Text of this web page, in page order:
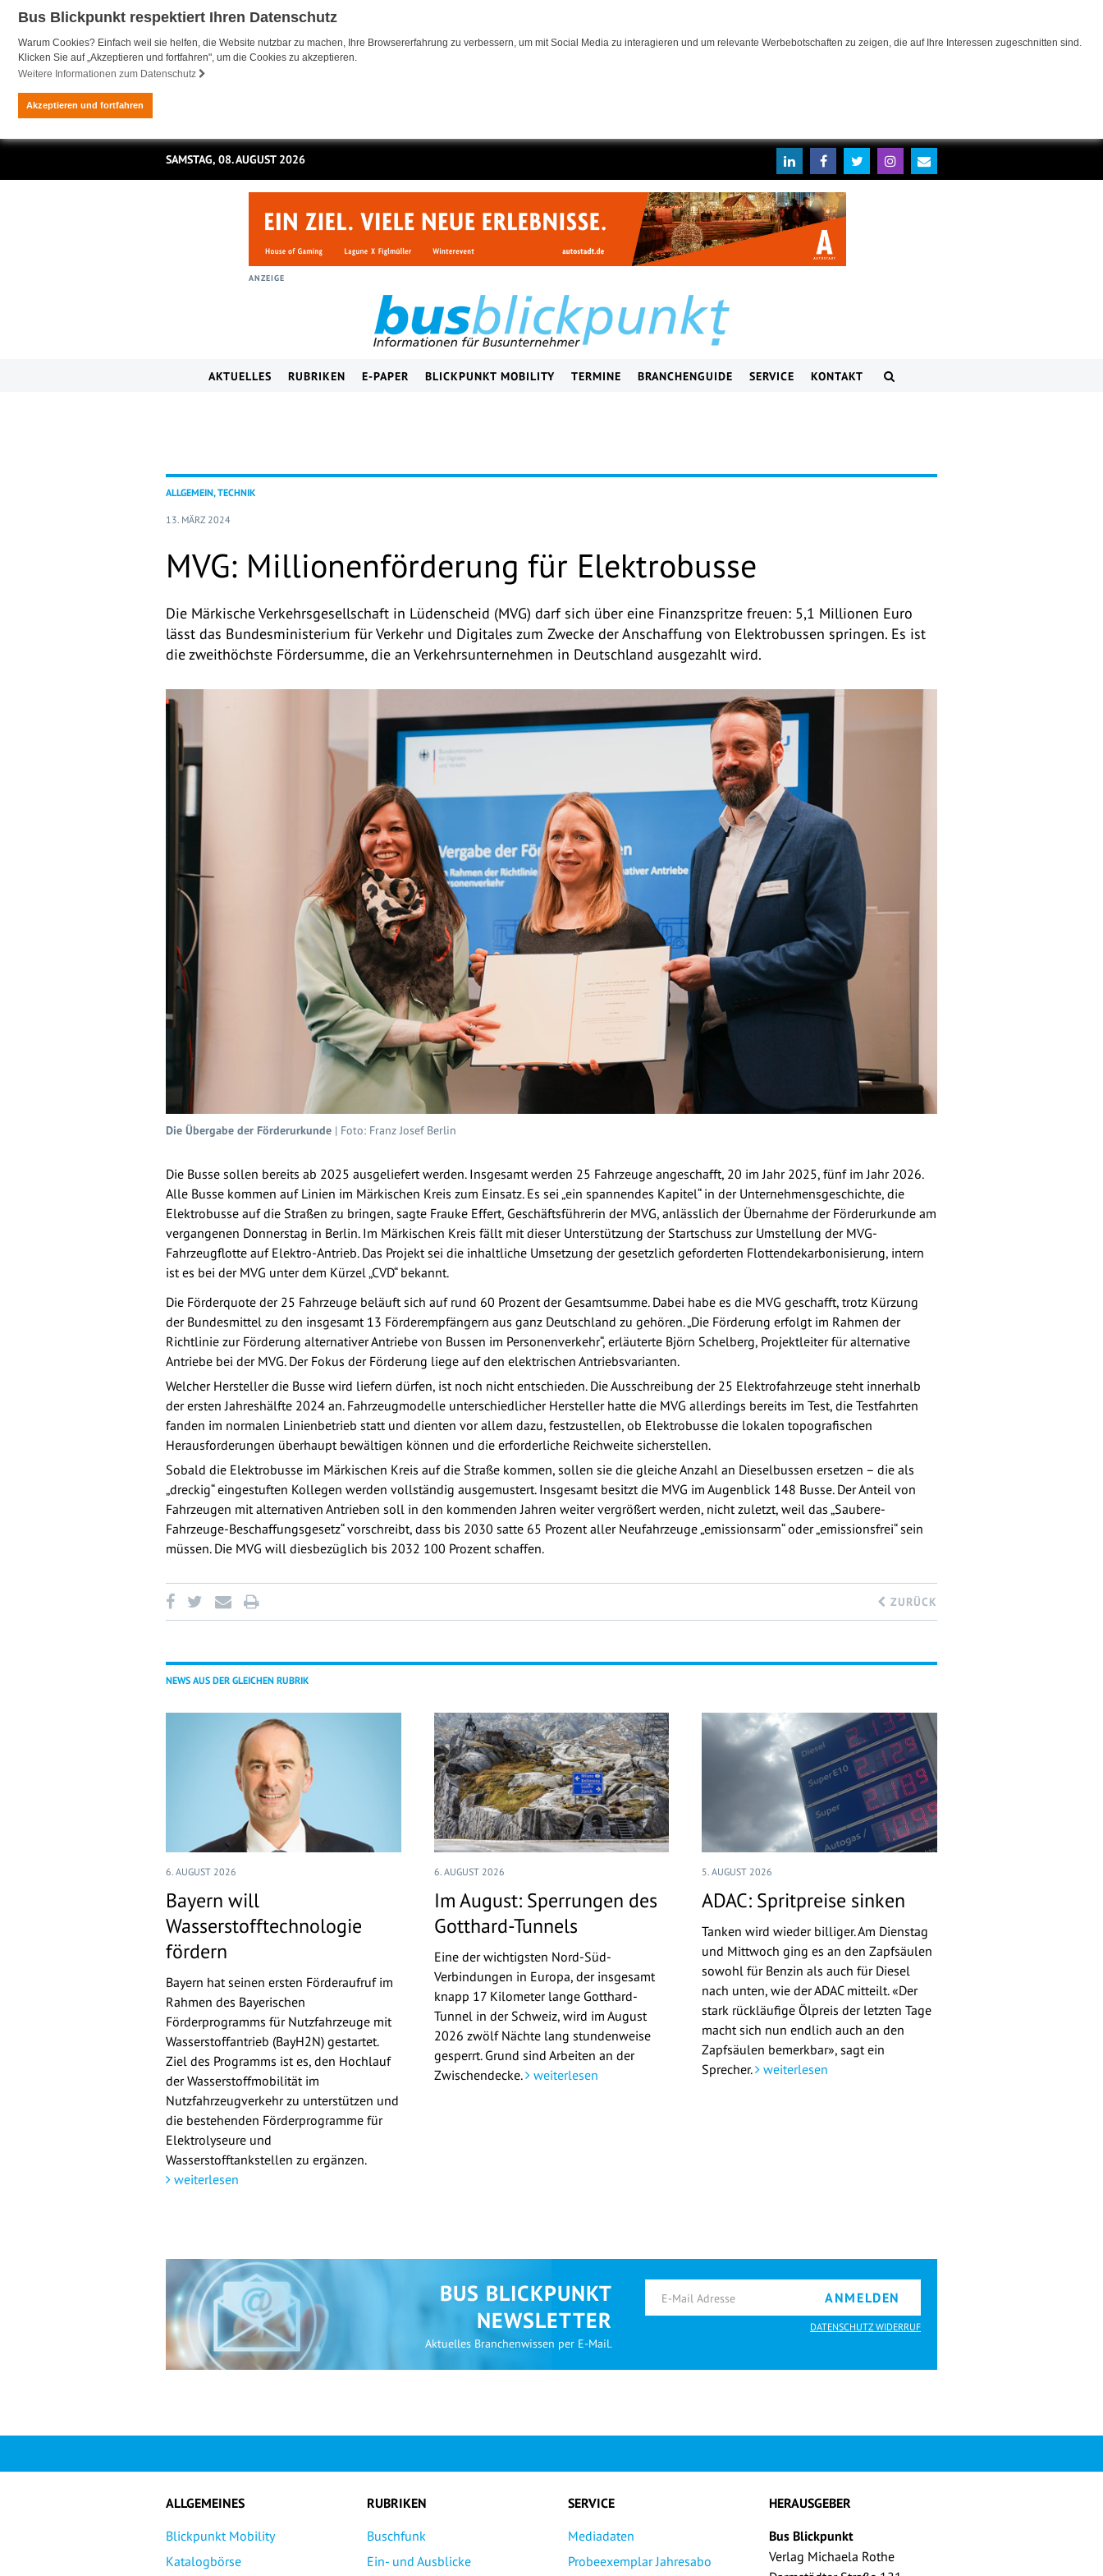
Bus Blickpunkt respektiert Ihren Datenschutz
Warum Cookies? Einfach weil sie helfen, die Website nutzbar zu machen, Ihre Browsererfahrung zu verbessern, um mit Social Media zu interagieren und um relevante Werbebotschaften zu zeigen, die auf Ihre Interessen zugeschnitten sind.
Klicken Sie auf „Akzeptieren und fortfahren", um die Cookies zu akzeptieren.
Weitere Informationen zum Datenschutz
Akzeptieren und fortfahren
SAMSTAG, 08. AUGUST 2026
ANZEIGE
AKTUELLES RUBRIKEN E-PAPER BLICKPUNKT MOBILITY TERMINE BRANCHENGUIDE SERVICE KONTAKT
ALLGEMEIN, TECHNIK
13. MÄRZ 2024
MVG: Millionenförderung für Elektrobusse
Die Märkische Verkehrsgesellschaft in Lüdenscheid (MVG) darf sich über eine Finanzspritze freuen: 5,1 Millionen Euro
lässt das Bundesministerium für Verkehr und Digitales zum Zwecke der Anschaffung von Elektrobussen springen. Es ist
die zweithöchste Fördersumme, die an Verkehrsunternehmen in Deutschland ausgezahlt wird.
Die Übergabe der Förderurkunde | Foto: Franz Josef Berlin
Die Busse sollen bereits ab 2025 ausgeliefert werden. Insgesamt werden 25 Fahrzeuge angeschafft, 20 im Jahr 2025, fünf im Jahr 2026.
Alle Busse kommen auf Linien im Märkischen Kreis zum Einsatz. Es sei „ein spannendes Kapitel“ in der Unternehmensgeschichte, die
Elektrobusse auf die Straßen zu bringen, sagte Frauke Effert, Geschäftsführerin der MVG, anlässlich der Übernahme der Förderurkunde am
vergangenen Donnerstag in Berlin. Im Märkischen Kreis fällt mit dieser Unterstützung der Startschuss zur Umstellung der MVG-
Fahrzeugflotte auf Elektro-Antrieb. Das Projekt sei die inhaltliche Umsetzung der gesetzlich geforderten Flottendekarbonisierung, intern
ist es bei der MVG unter dem Kürzel „CVD“ bekannt.
Die Förderquote der 25 Fahrzeuge beläuft sich auf rund 60 Prozent der Gesamtsumme. Dabei habe es die MVG geschafft, trotz Kürzung
der Bundesmittel zu den insgesamt 13 Förderempfängern aus ganz Deutschland zu gehören. „Die Förderung erfolgt im Rahmen der
Richtlinie zur Förderung alternativer Antriebe von Bussen im Personenverkehr“, erläuterte Björn Schelberg, Projektleiter für alternative
Antriebe bei der MVG. Der Fokus der Förderung liege auf den elektrischen Antriebsvarianten.
Welcher Hersteller die Busse wird liefern dürfen, ist noch nicht entschieden. Die Ausschreibung der 25 Elektrofahrzeuge steht innerhalb
der ersten Jahreshälfte 2024 an. Fahrzeugmodelle unterschiedlicher Hersteller hatte die MVG allerdings bereits im Test, die Testfahrten
fanden im normalen Linienbetrieb statt und dienten vor allem dazu, festzustellen, ob Elektrobusse die lokalen topografischen
Herausforderungen überhaupt bewältigen können und die erforderliche Reichweite sicherstellen.
Sobald die Elektrobusse im Märkischen Kreis auf die Straße kommen, sollen sie die gleiche Anzahl an Dieselbussen ersetzen – die als
„dreckig“ eingestuften Kollegen werden vollständig ausgemustert. Insgesamt besitzt die MVG im Augenblick 148 Busse. Der Anteil von
Fahrzeugen mit alternativen Antrieben soll in den kommenden Jahren weiter vergrößert werden, nicht zuletzt, weil das „Saubere-
Fahrzeuge-Beschaffungsgesetz“ vorschreibt, dass bis 2030 satte 65 Prozent aller Neufahrzeuge „emissionsarm“ oder „emissionsfrei“ sein
müssen. Die MVG will diesbezüglich bis 2032 100 Prozent schaffen.
ZURÜCK
NEWS AUS DER GLEICHEN RUBRIK
6. AUGUST 2026
Bayern will
Wasserstofftechnologie
fördern
Bayern hat seinen ersten Förderaufruf im
Rahmen des Bayerischen
Förderprogramms für Nutzfahrzeuge mit
Wasserstoffantrieb (BayH2N) gestartet.
Ziel des Programms ist es, den Hochlauf
der Wasserstoffmobilität im
Nutzfahrzeugverkehr zu unterstützen und
die bestehenden Förderprogramme für
Elektrolyseure und
Wasserstofftankstellen zu ergänzen.
weiterlesen
6. AUGUST 2026
Im August: Sperrungen des
Gotthard-Tunnels
Eine der wichtigsten Nord-Süd-
Verbindungen in Europa, der insgesamt
knapp 17 Kilometer lange Gotthard-
Tunnel in der Schweiz, wird im August
2026 zwölf Nächte lang stundenweise
gesperrt. Grund sind Arbeiten an der
Zwischendecke. weiterlesen
5. AUGUST 2026
ADAC: Spritpreise sinken
Tanken wird wieder billiger. Am Dienstag
und Mittwoch ging es an den Zapfsäulen
sowohl für Benzin als auch für Diesel
nach unten, wie der ADAC mitteilt. «Der
stark rückläufige Ölpreis der letzten Tage
macht sich nun endlich auch an den
Zapfsäulen bemerkbar», sagt ein
Sprecher. weiterlesen
BUS BLICKPUNKT
NEWSLETTER
Aktuelles Branchenwissen per E-Mail.
ANMELDEN
DATENSCHUTZ WIDERRUF
ALLGEMEINES
Blickpunkt Mobility
Katalogbörse
RUBRIKEN
Buschfunk
Ein- und Ausblicke
SERVICE
Mediadaten
Probeexemplar Jahresabo
HERAUSGEBER
Bus Blickpunkt
Verlag Michaela Rothe